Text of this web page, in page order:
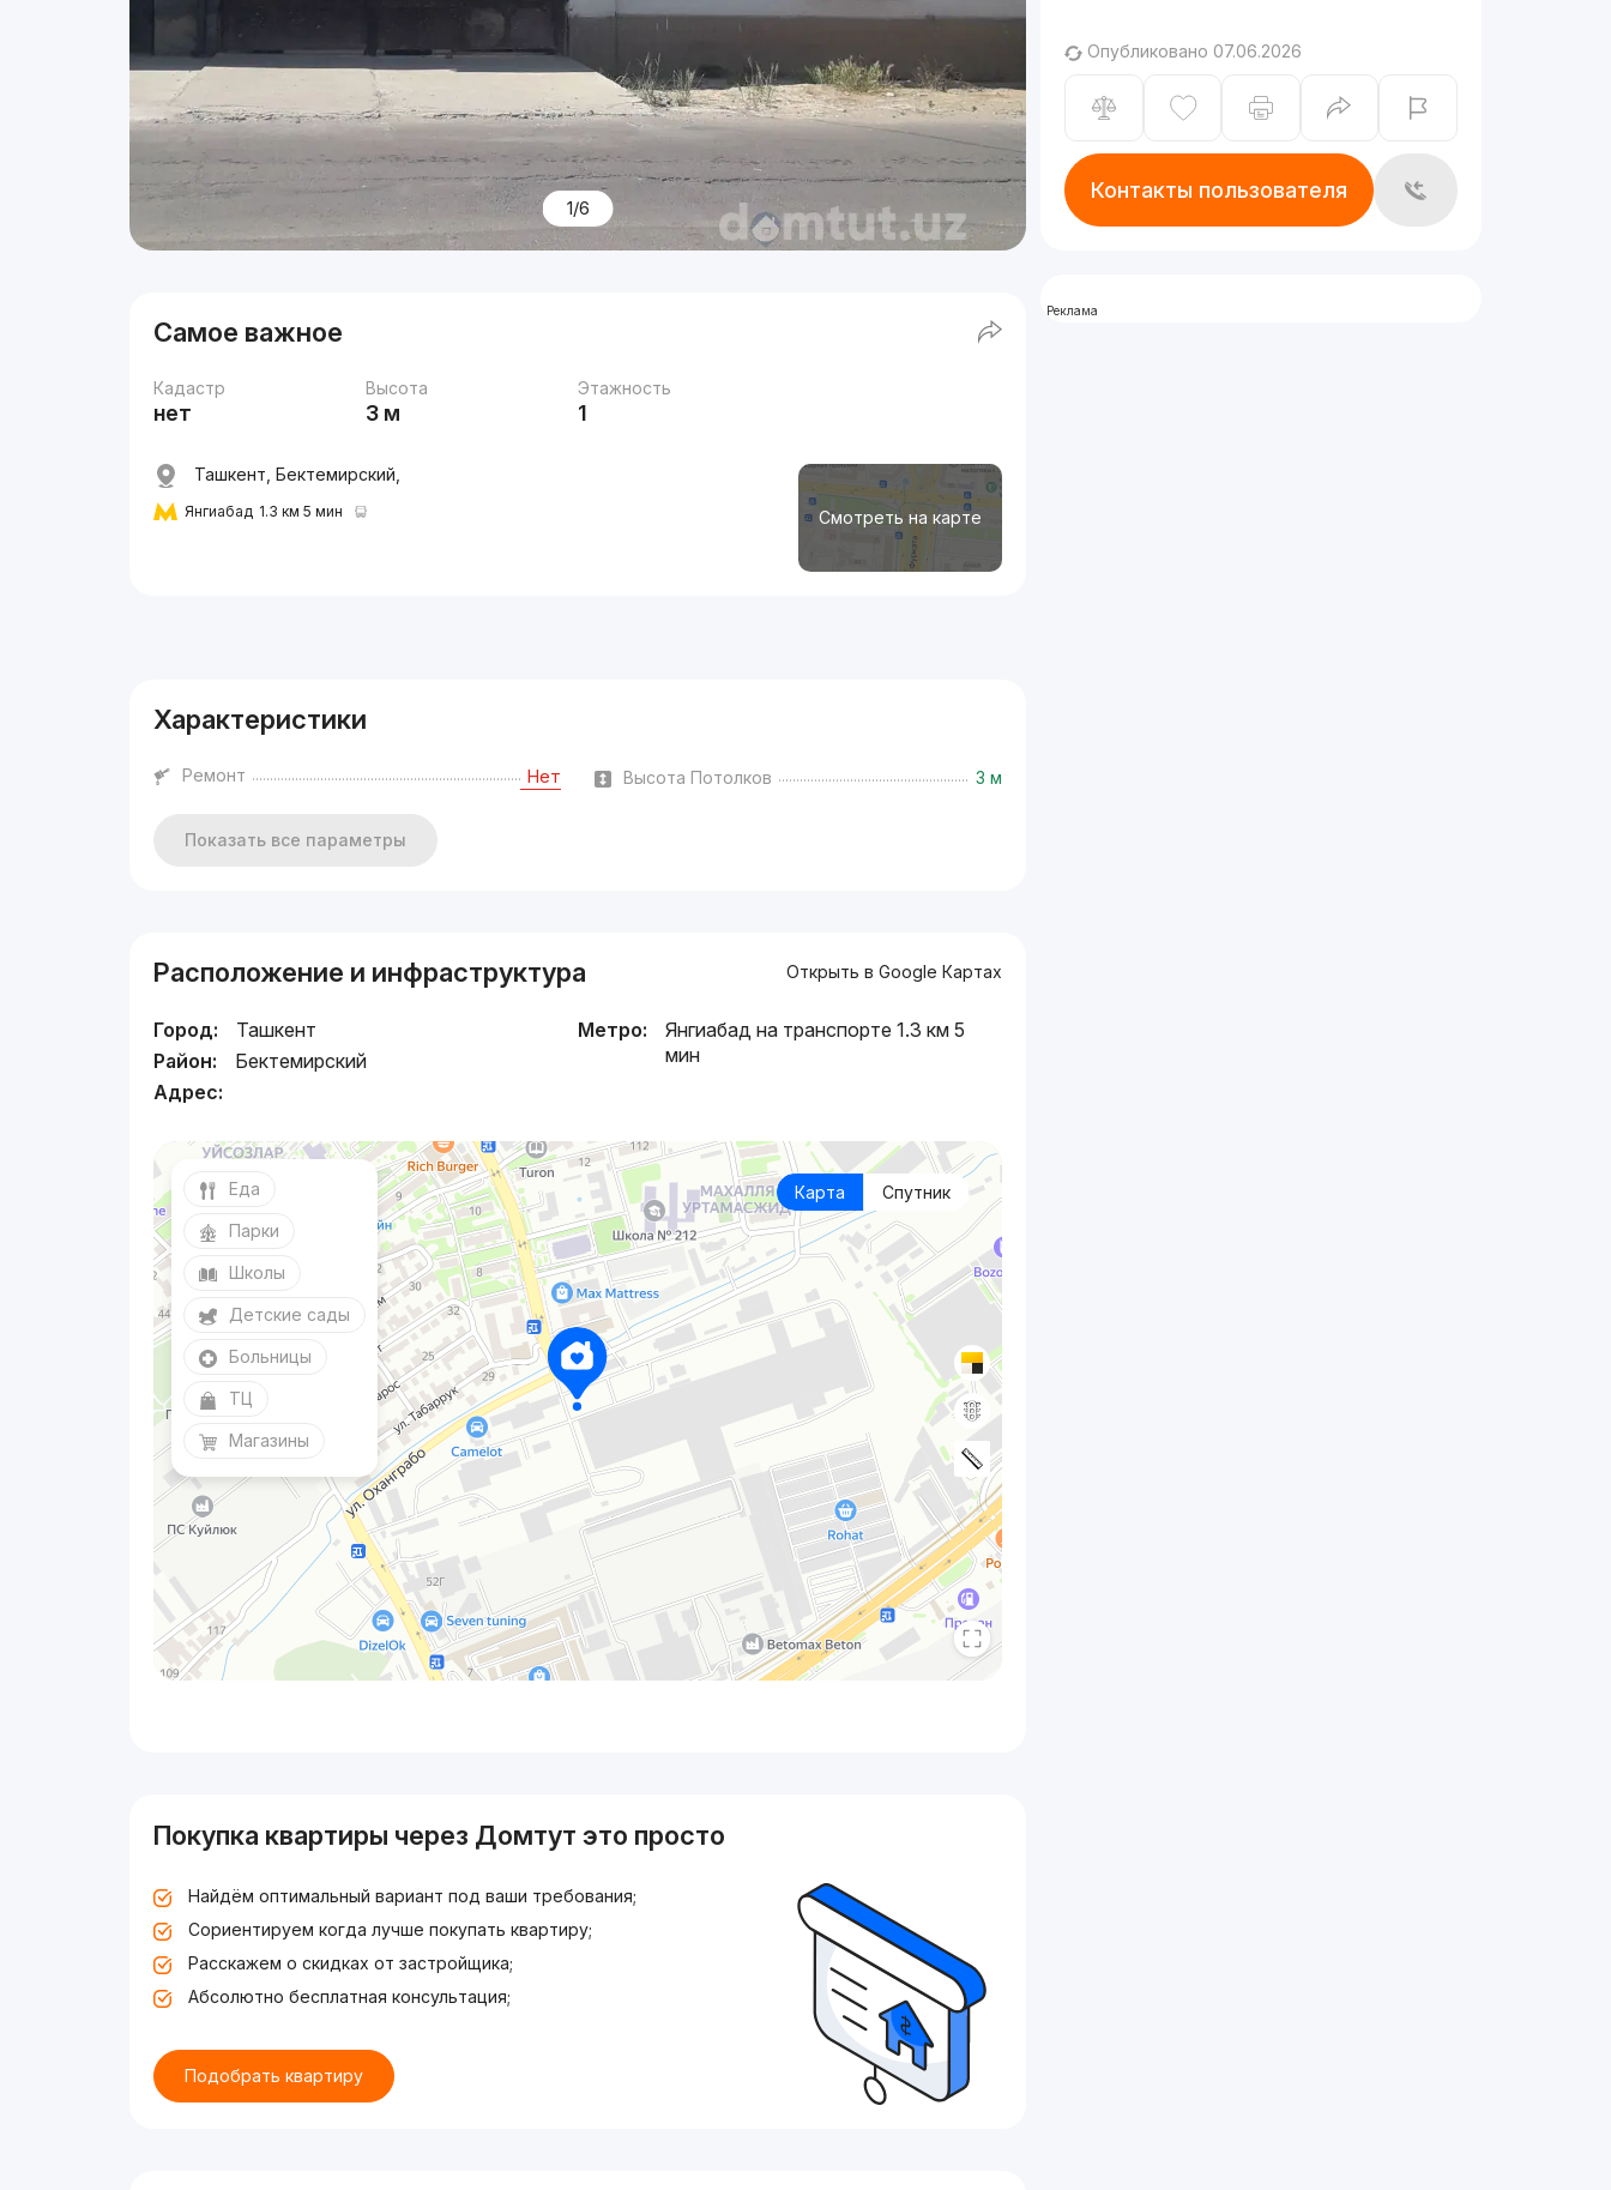
1/6
Самое важное
Кадастр
нет
Высота
3 м
Этажность
1
Смотреть на карте
Ташкент, Бектемирский,
Янгиабад 1.3 км 5 мин
Характеристики
Ремонт Нет Высота Потолков 3 м
Показать все параметры
Расположение и инфраструктура Открыть в Google Картах
Город:
Ташкент
Район:
Бектемирский
Адрес:
Метро:
Янгиабад на транспорте 1.3 км 5
мин
Карта Спутник
Еда
Парки
Школы
Детские сады
Больницы
ТЦ
Магазины
Покупка квартиры через Домтут это просто
Найдём оптимальный вариант под ваши требования;
Сориентируем когда лучше покупать квартиру;
Расскажем о скидках от застройщика;
Абсолютно бесплатная консультация;
Подобрать квартиру
Опубликовано 07.06.2026
Контакты пользователя
Реклама